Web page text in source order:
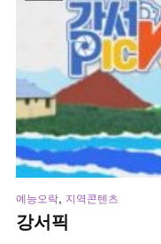
예능오락 지역콘텐츠
강서픽